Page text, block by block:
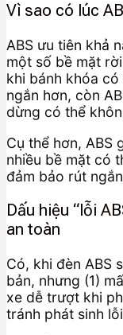
Vì sao có lúc
ABS ưu tiên khả
một số bề mặt
khi bánh khóa
ngắn hơn, còn
dừng có thể
Cụ thể hơn, ABS
nhiều bề mặt có
đảm bảo rút
Dấu hiệu “lỗi
an toàn
Có, khi đèn ABS
bản, nhưng (1)
xe dễ trượt khi
tránh phát sinh